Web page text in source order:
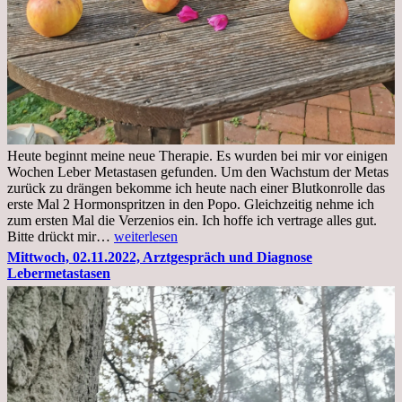
Heute beginnt meine neue Therapie. Es wurden bei mir vor einigen
Wochen Leber Metastasen gefunden. Um den Wachstum der Metas
zurück zu drängen bekomme ich heute nach einer Blutkonrolle das
erste Mal 2 Hormonspritzen in den Popo. Gleichzeitig nehme ich
zum ersten Mal die Verzenios ein. Ich hoffe ich vertrage alles gut.
Bitte drückt mir… Mittwoch,
09.11.2022
weiterlesen
Mittwoch, 02.11.2022, Arztgespräch und Diagnose
Lebermetastasen